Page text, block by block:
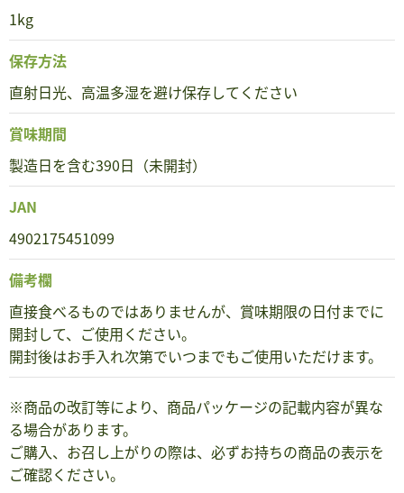
1kg
保存方法
直射日光、高温多湿を避け保存してください
賞味期間
製造日を含む390日（未開封）
JAN
4902175451099
備考欄
直接食べるものではありませんが、賞味期限の日付までに
開封して、ご使用ください。
開封後はお手入れ次第でいつまでもご使用いただけます。
※商品の改訂等により、商品パッケージの記載内容が異な
る場合があります。
ご購入、お召し上がりの際は、必ずお持ちの商品の表示を
ご確認ください。